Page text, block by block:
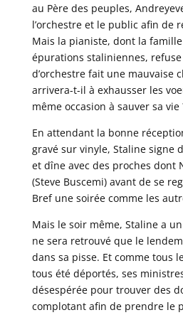
au Père des peuples,
l’orchestre et le public afin de
Mais la pianiste, dont la
épurations staliniennes,
d’orchestre fait une mauvaise
arrivera-t-il à exhausser les
même occasion à sauver sa vie
En attendant la bonne
gravé sur vinyle, Staline signe
et dîne avec des proches dont
(Steve Buscemi) avant de se
Bref une soirée comme les
Mais le soir même, Staline a
ne sera retrouvé que le
dans sa pisse. Et comme tous
tous été déportés, ses
désespérée pour trouver des
complotant afin de prendre le